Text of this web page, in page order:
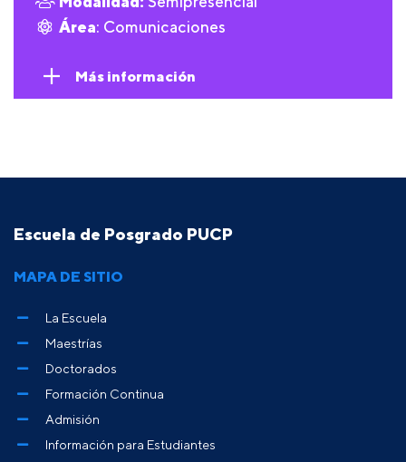
Área: Comunicaciones
Más información
Escuela de Posgrado PUCP
MAPA DE SITIO
La Escuela
Maestrías
Doctorados
Formación Continua
Admisión
Información para Estudiantes